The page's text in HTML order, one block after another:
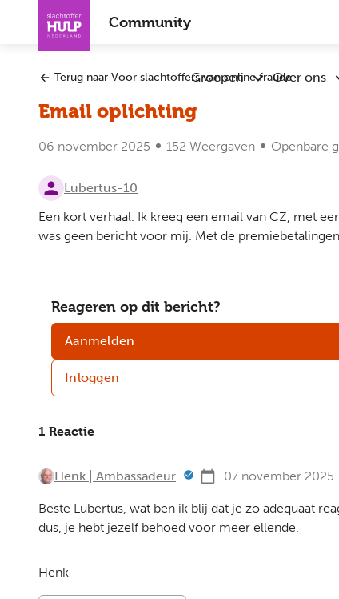
Overslaan
Community
Groepen Submenu
Over ons
Terug naar Voor slachtoffers van online fraude
Email oplichting
06 november 2025 152 Weergaven Openbare
Lubertus-10
Een kort verhaal. Ik kreeg een email van CZ, met
was geen bericht voor mij. Met de
Reageren op dit bericht?
Aanmelden
Inloggen
1 Reactie
Henk | Ambassadeur 07 november 2025
Beste Lubertus, wat ben ik blij dat je zo adequaat
dus, je hebt jezelf behoed voor meer ellende.
Henk